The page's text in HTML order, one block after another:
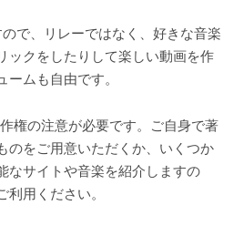
で、リレーではなく、好きな音楽
ックをしたりして楽しい動画を作
ムも自由です。
権の注意が必要です。ご自身で著
のをご用意いただくか、いくつか
なサイトや音楽を紹介しますの
用ください。